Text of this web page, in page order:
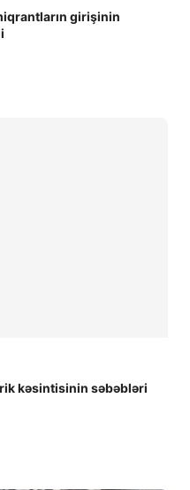
girişinin
kəsintisinin səbəbləri